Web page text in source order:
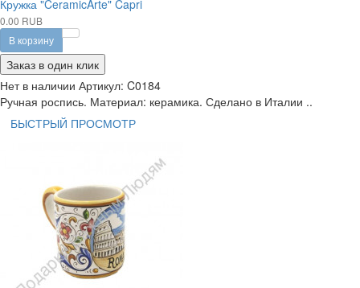
Кружка "CeramicArte" Capri
0.00 RUB
В корзину
Заказ в один клик
Нет в наличии Артикул: C0184
Ручная роспись. Материал: керамика. Сделано в Италии ..
БЫСТРЫЙ ПРОСМОТР